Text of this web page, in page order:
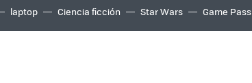
laptop Ciencia ficción Star Wars Game Pass